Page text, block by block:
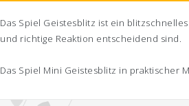
Das Spiel Geistesblitz ist ein
und richtige Reaktion entscheidend sind.
Das Spiel Mini Geistesblitz in praktischer